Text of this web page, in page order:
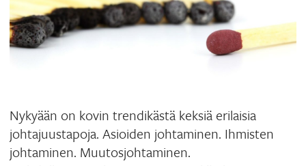
Nykyään on kovin trendikästä keksiä erilaisia
johtajuustapoja. Asioiden johtaminen. Ihmisten
johtaminen. Muutosjohtaminen.